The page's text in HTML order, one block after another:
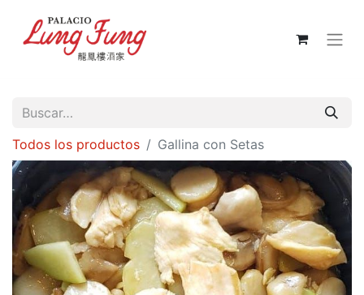
Todos los productos Gallina con Setas